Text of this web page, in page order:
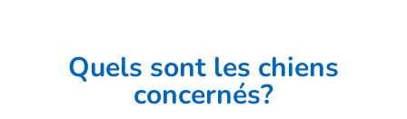
Quels sont les chiens
concernés?